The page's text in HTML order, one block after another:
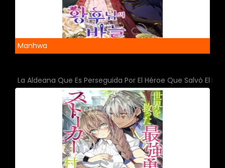
Manhwa
La Aldeana Que Es Perseguida Por El Héroe Que Salvó El